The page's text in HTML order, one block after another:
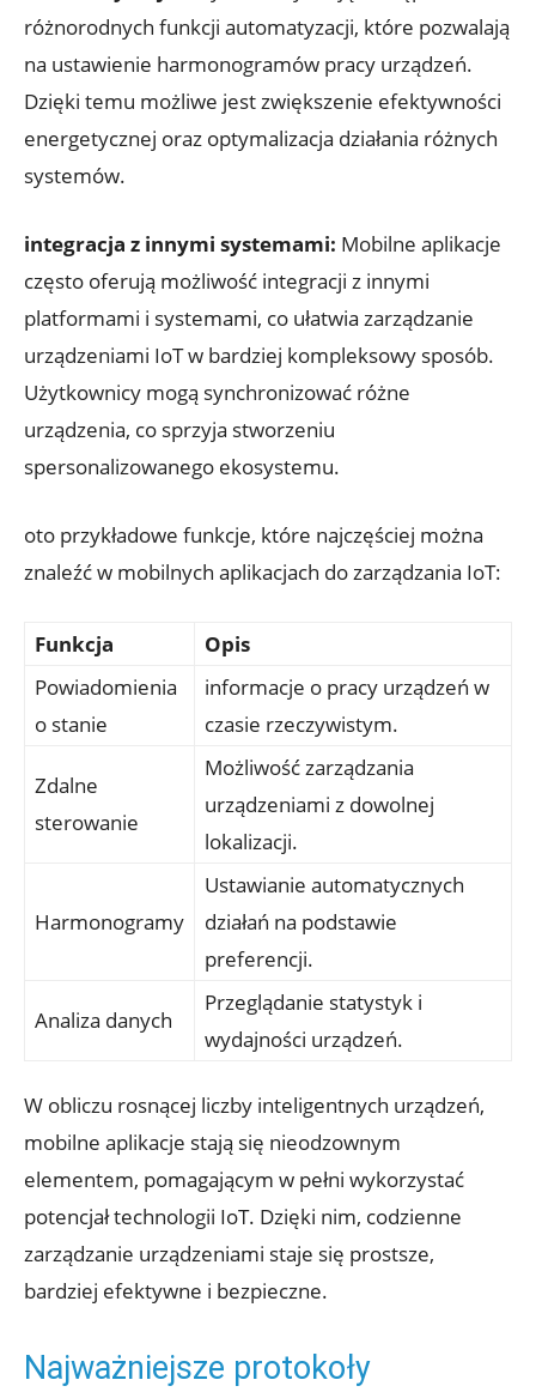
różnorodnych funkcji automatyzacji, które pozwalają
na ustawienie harmonogramów pracy urządzeń.
Dzięki temu możliwe jest zwiększenie efektywności
energetycznej oraz optymalizacja działania różnych
systemów.
integracja z innymi systemami: Mobilne aplikacje
często oferują możliwość integracji z innymi
platformami i systemami, co ułatwia zarządzanie
urządzeniami IoT w bardziej kompleksowy sposób.
Użytkownicy mogą synchronizować różne
urządzenia, co sprzyja stworzeniu
spersonalizowanego ekosystemu.
oto przykładowe funkcje, które najczęściej można
znaleźć w mobilnych aplikacjach do zarządzania IoT:
Funkcja
Opis
Powiadomienia
o stanie
informacje o pracy urządzeń w
czasie rzeczywistym.
Zdalne
sterowanie
Możliwość zarządzania
urządzeniami z dowolnej
lokalizacji.
Harmonogramy
Ustawianie automatycznych
działań na podstawie
preferencji.
Analiza danych
Przeglądanie statystyk i
wydajności urządzeń.
W obliczu rosnącej liczby inteligentnych urządzeń,
mobilne aplikacje stają się nieodzownym
elementem, pomagającym w pełni wykorzystać
potencjał technologii IoT. Dzięki nim, codzienne
zarządzanie urządzeniami staje się prostsze,
bardziej efektywne i bezpieczne.
Najważniejsze protokoły